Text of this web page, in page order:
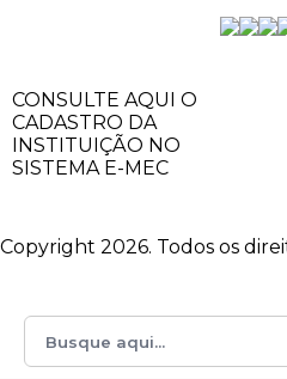
CONSULTE AQUI O
CADASTRO DA
INSTITUIÇÃO NO
SISTEMA E-MEC
Copyright 2026. Todos os